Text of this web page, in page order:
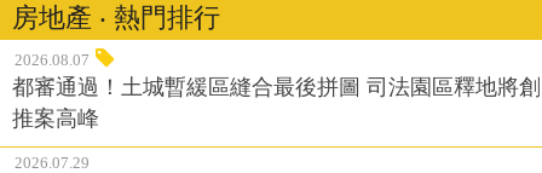
房地產 ‧ 熱門排行
2026.08.07
都審通過！土城暫緩區縫合最後拼圖 司法園區釋地將創
推案高峰
2026.07.29